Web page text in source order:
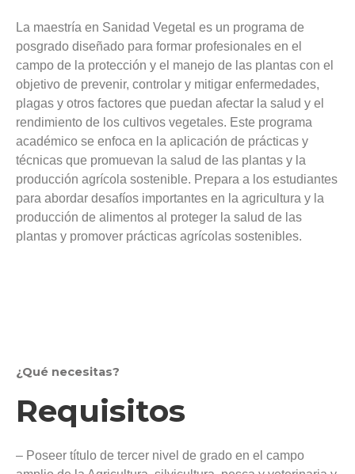
La maestría en Sanidad Vegetal es un programa de
posgrado diseñado para formar profesionales en el
campo de la protección y el manejo de las plantas con el
objetivo de prevenir, controlar y mitigar enfermedades,
plagas y otros factores que puedan afectar la salud y el
rendimiento de los cultivos vegetales. Este programa
académico se enfoca en la aplicación de prácticas y
técnicas que promuevan la salud de las plantas y la
producción agrícola sostenible. Prepara a los estudiantes
para abordar desafíos importantes en la agricultura y la
producción de alimentos al proteger la salud de las
plantas y promover prácticas agrícolas sostenibles.
¿Qué necesitas?
Requisitos
– Poseer título de tercer nivel de grado en el campo